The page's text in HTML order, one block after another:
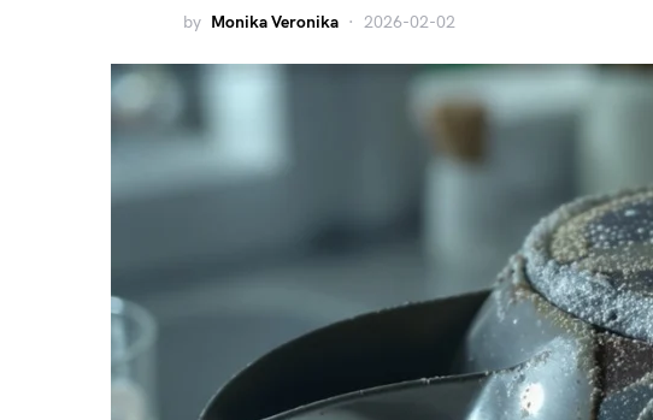
by Monika Veronika 2026-02-02